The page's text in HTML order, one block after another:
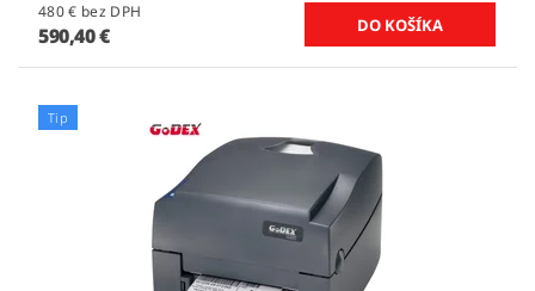
480 € bez DPH
590,40 €
Tip